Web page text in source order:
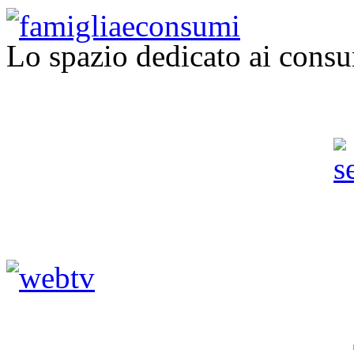
Lo spazio dedicato ai